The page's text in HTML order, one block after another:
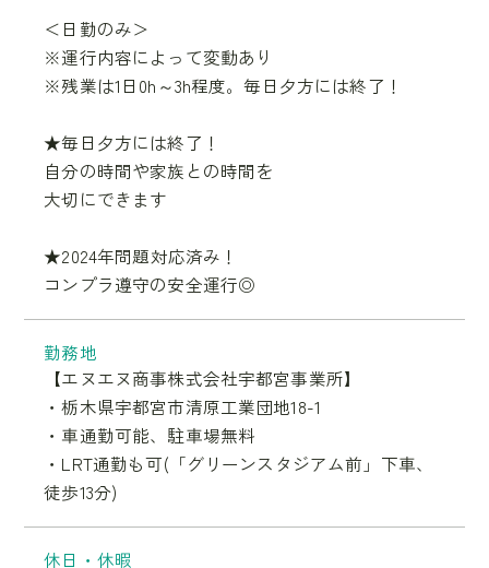
＜日勤のみ＞
※運行内容によって変動あり
※残業は1日0h～3h程度。毎日夕方には終了！
★毎日夕方には終了！
自分の時間や家族との時間を
大切にできます
★2024年問題対応済み！
コンプラ遵守の安全運行◎
勤務地
【エヌエヌ商事株式会社宇都宮事業所】
・栃木県宇都宮市清原工業団地18-1
・車通勤可能、駐車場無料
・LRT通勤も可(「グリーンスタジアム前」下車、
徒歩13分)
休日・休暇